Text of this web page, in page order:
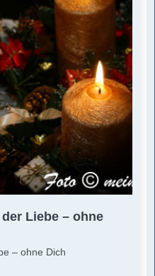
Liebe – ohne
– ohne Dich